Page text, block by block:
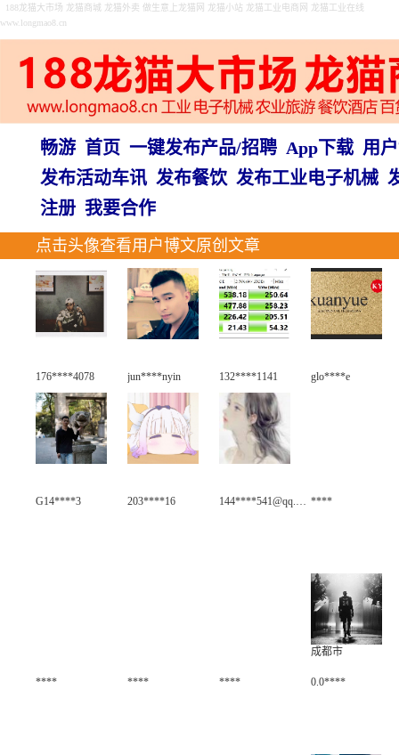
188龙猫大市场 龙猫商城 龙猫外卖 做生意上龙猫网 龙猫小站 龙猫工业电商网 龙猫工业在线
www.longmao8.cn
畅游 首页 一键发布产品/招聘 App下载 用
发布活动车讯 发布餐饮 发布工业电子机械
注册 我要合作
点击头像查看用户博文原创文章
176****4078 jun****nyin 132****1141 glo****e
G14****3 203****16 144****541@qq.com ****
**** **** ****
成都市
0.0****